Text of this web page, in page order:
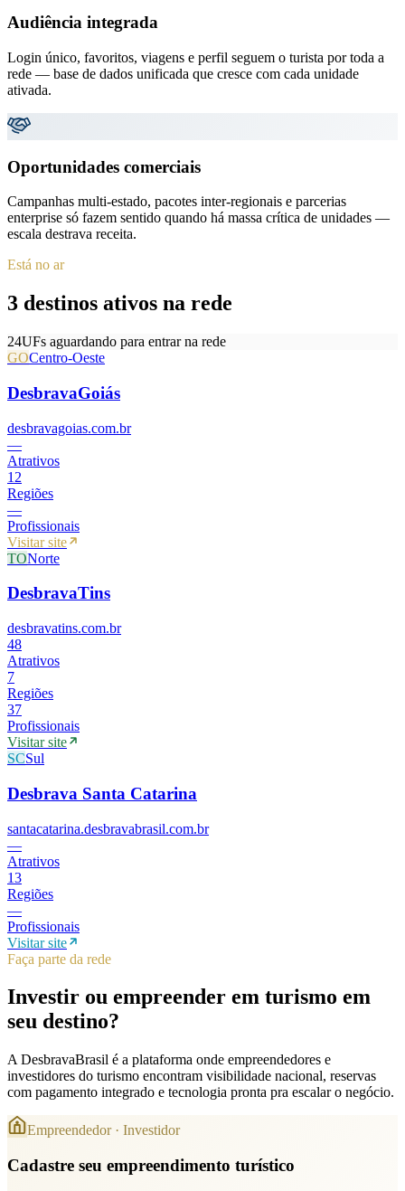
Audiência integrada
Login único, favoritos, viagens e perfil seguem o turista por toda a
rede — base de dados unificada que cresce com cada unidade
ativada.
Oportunidades comerciais
Campanhas multi-estado, pacotes inter-regionais e parcerias
enterprise só fazem sentido quando há massa crítica de unidades —
escala destrava receita.
Está no ar
3 destinos ativos na rede
24UFs aguardando para entrar na rede
GOCentro-Oeste
DesbravaGoiás
desbravagoias.com.br
—
Atrativos
12
Regiões
—
Profissionais
Visitar site
TONorte
DesbravaTins
desbravatins.com.br
48
Atrativos
7
Regiões
37
Profissionais
Visitar site
SCSul
Desbrava Santa Catarina
santacatarina.desbravabrasil.com.br
—
Atrativos
13
Regiões
—
Profissionais
Visitar site
Faça parte da rede
Investir ou empreender em turismo em
seu destino?
A DesbravaBrasil é a plataforma onde empreendedores e
investidores do turismo encontram visibilidade nacional, reservas
com pagamento integrado e tecnologia pronta pra escalar o negócio.
Empreendedor · Investidor
Cadastre seu empreendimento turístico